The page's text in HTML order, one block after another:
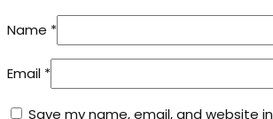
Name *
Email *
Save my name, email, and website